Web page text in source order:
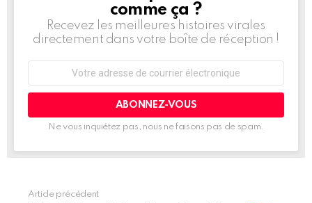
D'INFORMATIONcomme ça ?
Recevez les meilleures histoires virales
directement dans votre boîte de réception !
courrier
Ne vous inquiétez pas, nous ne faisons pas de spam.
VoirArticle précédent